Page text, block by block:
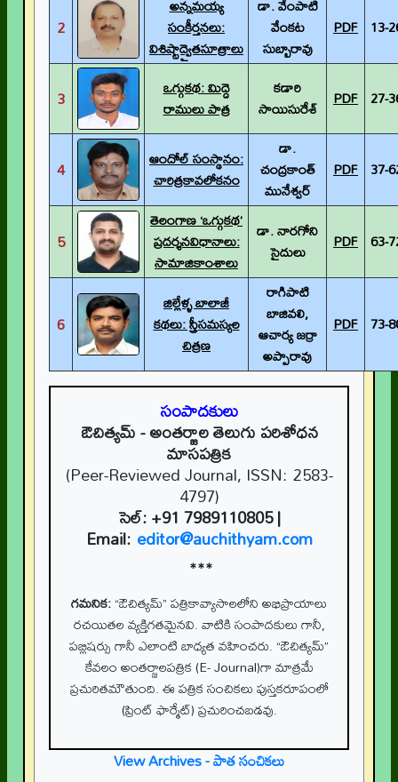
2
అన్నమయ్య
సంకీర్తనలు:
విశిష్టాద్వైతసూత్రాలు
డా. వేంపాటి
వేంకట
సుబ్బారావు
PDF 13-
3
ఒగ్గుకథ: మిద్దె
రాములు పాత్ర
కడారి
సాయిసురేశ్
PDF 27-
4
ఆందోల్ సంస్థానం:
చారిత్రకావలోకనం
డా.
చంద్రకాంత్
మునేశ్వర్
PDF 37-
5
తెలంగాణ ‘ఒగ్గుకథ’
ప్రదర్శనవిధానాలు:
సామాజికాంశాలు
డా. నారగోని
సైదులు
PDF 63-
6
జిల్లేళ్ళ బాలాజీ
కథలు: స్త్రీసమస్యల
చిత్రణ
రాగిపాటి
బాజివలి,
ఆచార్య జర్రా
అప్పారావు
PDF 73-
సంపాదకులు
ఔచిత్యమ్- అంతర్జాల తెలుగు పరిశోధన
మాసపత్రిక
(Peer-Reviewed Journal, ISSN: 2583-
4797)
సెల్:+91 7989110805|
Email: editor@auchithyam.com
***
గమనిక:“ఔచిత్యమ్” పత్రికావ్యాసాలలోని అభిప్రాయాలు
రచయితల వ్యక్తిగతమైనవి. వాటికి సంపాదకులు గానీ,
పబ్లిషర్సు గానీ ఎలాంటి బాధ్యత వహించరు. “ఔచిత్యమ్”
కేవలం అంతర్జాలపత్రిక (E- Journal)గా మాత్రమే
ప్రచురితమౌతుంది. ఈ పత్రిక సంచికలు పుస్తకరూపంలో
(ప్రింట్ ఫార్మేట్) ప్రచురించబడవు.
View Archives - పాత సంచికలు